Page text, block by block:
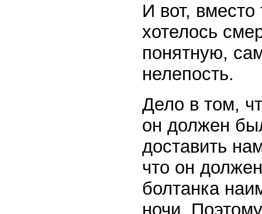
И вот,
хотелось
понятную,
нелепость.
Дело в том,
он должен
доставить
что он
болтанка
ночи.